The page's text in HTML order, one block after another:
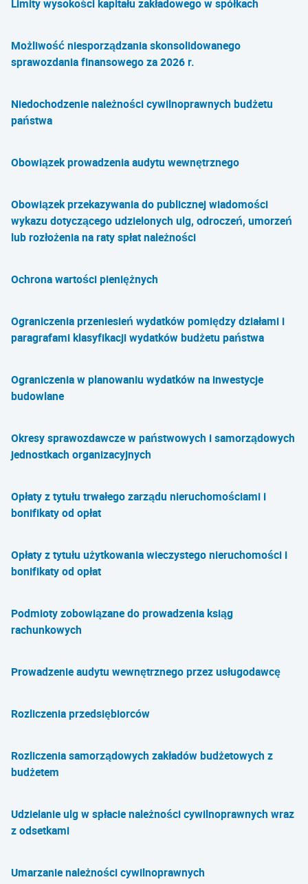
Limity wysokości kapitału zakładowego w spółkach
Możliwość niesporządzania skonsolidowanego
sprawozdania finansowego za 2026 r.
Niedochodzenie należności cywilnoprawnych budżetu
państwa
Obowiązek prowadzenia audytu wewnętrznego
Obowiązek przekazywania do publicznej wiadomości
wykazu dotyczącego udzielonych ulg, odroczeń, umorzeń
lub rozłożenia na raty spłat należności
Ochrona wartości pieniężnych
Ograniczenia przeniesień wydatków pomiędzy działami i
paragrafami klasyfikacji wydatków budżetu państwa
Ograniczenia w planowaniu wydatków na inwestycje
budowlane
Okresy sprawozdawcze w państwowych i samorządowych
jednostkach organizacyjnych
Opłaty z tytułu trwałego zarządu nieruchomościami i
bonifikaty od opłat
Opłaty z tytułu użytkowania wieczystego nieruchomości i
bonifikaty od opłat
Podmioty zobowiązane do prowadzenia ksiąg
rachunkowych
Prowadzenie audytu wewnętrznego przez usługodawcę
Rozliczenia przedsiębiorców
Rozliczenia samorządowych zakładów budżetowych z
budżetem
Udzielanie ulg w spłacie należności cywilnoprawnych wraz
z odsetkami
Umarzanie należności cywilnoprawnych